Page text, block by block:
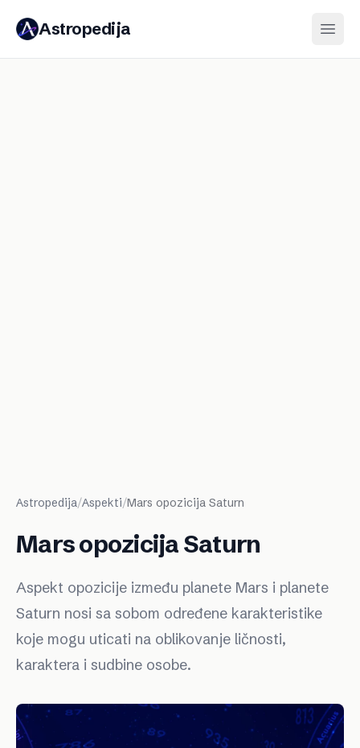
Astropedija
Astropedija/Aspekti/Mars opozicija Saturn
Mars opozicija Saturn
Aspekt opozicije između planete Mars i planete
Saturn nosi sa sobom određene karakteristike
koje mogu uticati na oblikovanje ličnosti,
karaktera i sudbine osobe.